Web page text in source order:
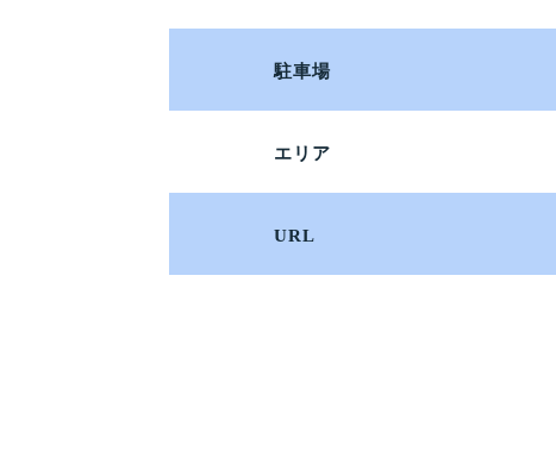
駐車場
エリア
URL